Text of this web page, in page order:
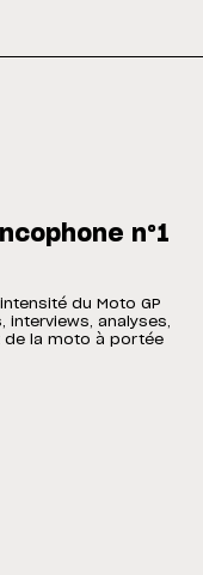
n°1
du Moto GP
analyses,
de la moto à portée